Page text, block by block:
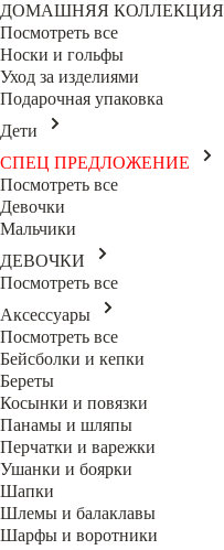
ДОМАШНЯЯ КОЛЛЕКЦИЯ
Посмотреть все
Носки и гольфы
Уход за изделиями
Подарочная упаковка
Дети
СПЕЦ ПРЕДЛОЖЕНИЕ
Посмотреть все
Девочки
Мальчики
ДЕВОЧКИ
Посмотреть все
Аксессуары
Посмотреть все
Бейсболки и кепки
Береты
Косынки и повязки
Панамы и шляпы
Перчатки и варежки
Ушанки и боярки
Шапки
Шлемы и балаклавы
Шарфы и воротники